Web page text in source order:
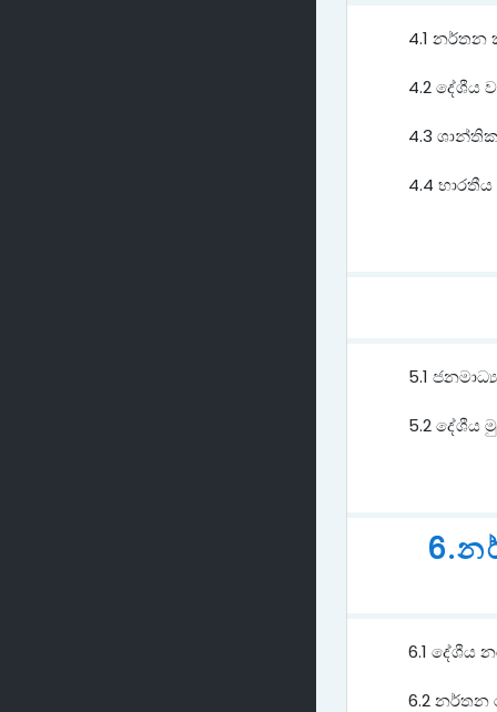
4.1 නර්තන
4.2 දේශීය
4.3
4.4
5.1
5.2 දේශීය
6.1 දේශීය
6.2 නර්තන